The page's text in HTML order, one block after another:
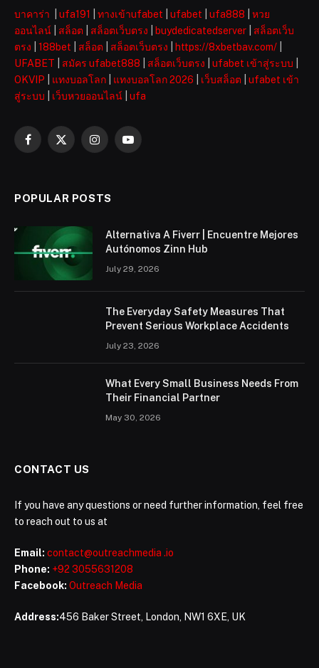
บาคาร่า ufa191 ทางเข้าufabet ufabet ufa888
หวย
ออนไลน์
สล็อต สล็อตเว็บตรง buydedicatedserver
สล็อตเว็บ
ตรง
188bet สล็อต สล็อตเว็บตรง https://8xbetbav.com/
UFABET
สมัคร ufabet888 สล็อตเว็บตรง ufabet เข้าสู่ระบบ
OKVIP
แทงบอลโลก แทงบอลโลก 2026 เว็บสล็อต
ufabet เข้า
สู่ระบบ
เว็บหวยออนไลน์ ufa
Facebook
X
InstagramYouTube
POPULAR POSTS
Alternativa A Fiverr | Encuentre Mejores
Autónomos Zinn Hub
July 29, 2026
The Everyday Safety Measures That
Prevent Serious Workplace Accidents
July 23, 2026
What Every Small Business Needs From
Their Financial Partner
May 30, 2026
CONTACT US
If you have any questions or need further information, feel free
to reach out to us at
Email: contact@outreachmedia .io
Phone: +92 3055631208
Facebook: Outreach Media
Address:456 Baker Street, London, NW1 6XE, UK